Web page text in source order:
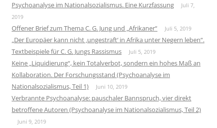
Psychoanalyse im Nationalsozialismus. Eine Kurzfassung
Juli 7,
2019
Offener Brief zum Thema C. G. Jung und „Afrikaner“ Juli 5, 2019
„Der Europäer kann nicht ‚ungestraft‘ in Afrika unter Negern leben“.
Textbeispiele für C. G. Jungs Rassismus
Juli 5, 2019
Keine „Liquidierung“, kein Totalverbot, sondern ein hohes Maß an
Kollaboration. Der Forschungsstand (Psychoanalyse im
Nationalsozialismus, Teil 1)
Juni 10, 2019
Verbrannte Psychoanalyse: pauschaler Bannspruch, vier direkt
betroffene Autoren (Psychoanalyse im Nationalsozialismus, Teil 2)
Juni 9, 2019